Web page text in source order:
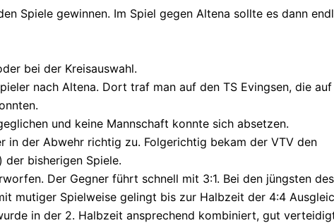
Spiele gewinnen. Im Spiel gegen Altena sollte es dann
bei der Kreisauswahl.
nach Altena. Dort traf man auf den TS Evingsen, die auf
und keine Mannschaft konnte sich absetzen.
in der Abwehr richtig zu. Folgerichtig bekam der VTV den
bisherigen Spiele.
Der Gegner führt schnell mit 3:1. Bei den jüngsten des
mutiger Spielweise gelingt bis zur Halbzeit der 4:4
in der 2. Halbzeit ansprechend kombiniert, gut